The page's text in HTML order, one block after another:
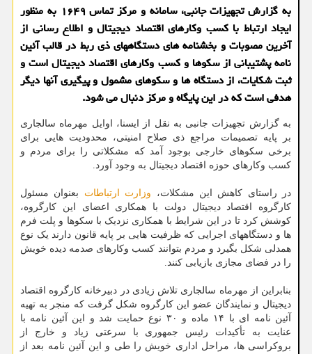
به گزارش تجهیزات جانبی، سامانه و مرکز تماس ۱۶۴۹ به منظور
ایجاد ارتباط با کسب وکارهای اقتصاد دیجیتال و اطلاع رسانی از
آخرین مصوبات و بخشنامه های دستگاههای ذی ربط در قالب آئین
نامه پشتیبانی از سکوها و کسب وکارهای اقتصاد دیجیتال است و
ثبت شکایات، از دستگاه ها و سکوهای مشمول و پیگیری آنها دیگر
هدفی است که در این پایگاه و مرکز دنبال می شود.
به گزارش تجهیزات جانبی به نقل از ایسنا، اوایل مهرماه سالجاری
بر پایه تصمیمات مراجع ذی صلاح امنیتی، محدودیت هایی برای
برخی سکوهای خارجی بوجود آمد که مشکلاتی را برای مردم و
کسب وکارهای حوزه اقتصاد دیجیتال به وجود آورد.
در راستای کاهش این مشکلات، وزارت ارتباطات بعنوان مسئول
کارگروه اقتصاد دیجیتال دولت با همکاری اعضای این کارگروه،
کوشش کرد تا در این شرایط با همکاری نزدیک با سکوها و پلت فرم
ها و دستگاههای اجرایی که ظرفیت هایی بر پایه قانون دارند یک نوع
همدلی شکل بگیرد و مردم بتوانند کسب وکارهای صدمه دیده خویش
را در فضای مجازی بازیابی کنند.
بنابراین از مهرماه سالجاری تلاش زیادی در دبیرخانه کارگروه اقتصاد
دیجیتال و نمایندگان عضو این کارگروه شکل گرفت که منجر به تهیه
آئین نامه ای با ۱۴ ماده و ۳۰ نوع حمایت شد و این آئین نامه با
عنایت به تأکیدات رئیس جمهوری با سرعتی زیاد و خارج از
بروکراسی ها، مراحل اداری خویش را طی و این آئین نامه بعد از